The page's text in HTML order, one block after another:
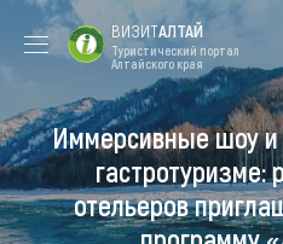
Форум VISIT
ALTAI
Цветение
маральника
Туры
ВИЗИТАЛТАЙ
Туристический портал
Алтайского края
Иммерсивные шоу и
гастротуризме:
отельеров